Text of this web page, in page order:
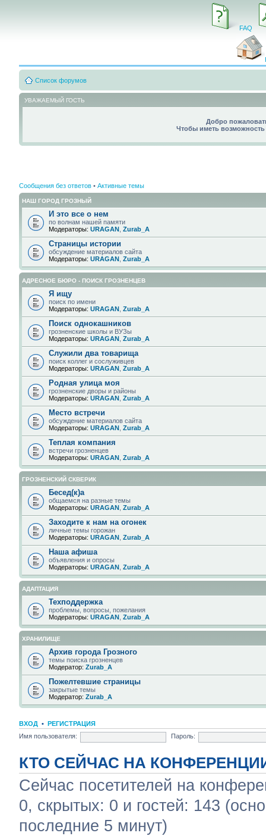
FAQ
Список форумов
УВАЖАЕМЫЙ ГОСТЬ
Добро
Чтобы иметь возможность
Сообщения без ответов • Активные темы
НАШ ГОРОД ГРОЗНЫЙ
И это все о нем
по волнам нашей памяти
Модераторы: URAGAN Zurab_A
Страницы истории
обсуждение материалов сайта
Модераторы: URAGAN Zurab_A
АДРЕСНОЕ БЮРО - ПОИСК ГРОЗНЕНЦЕВ
Я ищу
поиск по имени
Модераторы: URAGAN Zurab_A
Поиск однокашников
грозненские школы и ВУЗы
Модераторы: URAGAN Zurab_A
Служили два товарища
поиск коллег и сослуживцев
Модераторы: URAGAN Zurab_A
Родная улица моя
грозненские дворы и районы
Модераторы: URAGAN Zurab_A
Место встречи
обсуждение материалов сайта
Модераторы: URAGAN Zurab_A
Теплая компания
встречи грозненцев
Модераторы: URAGAN Zurab_A
ГРОЗНЕНСКИЙ СКВЕРИК
Бесед(к)а
общаемся на разные темы
Модераторы: URAGAN Zurab_A
Заходите к нам на огонек
личные темы горожан
Модераторы: URAGAN Zurab_A
Наша афиша
объявления и опросы
Модераторы: URAGAN Zurab_A
АДАПТАЦИЯ
Техподдержка
проблемы, вопросы, пожелания
Модераторы: URAGAN Zurab_A
ХРАНИЛИЩЕ
Архив города Грозного
темы поиска грозненцев
Модератор: Zurab_A
Пожелтевшие страницы
закрытые темы
Модератор: Zurab_A
ВХОД • РЕГИСТРАЦИЯ
Имя пользователя:
Пароль:
КТО СЕЙЧАС НА
Сейчас посетителей на
0, скрытых: 0 и гостей: 143
последние 5 минут)